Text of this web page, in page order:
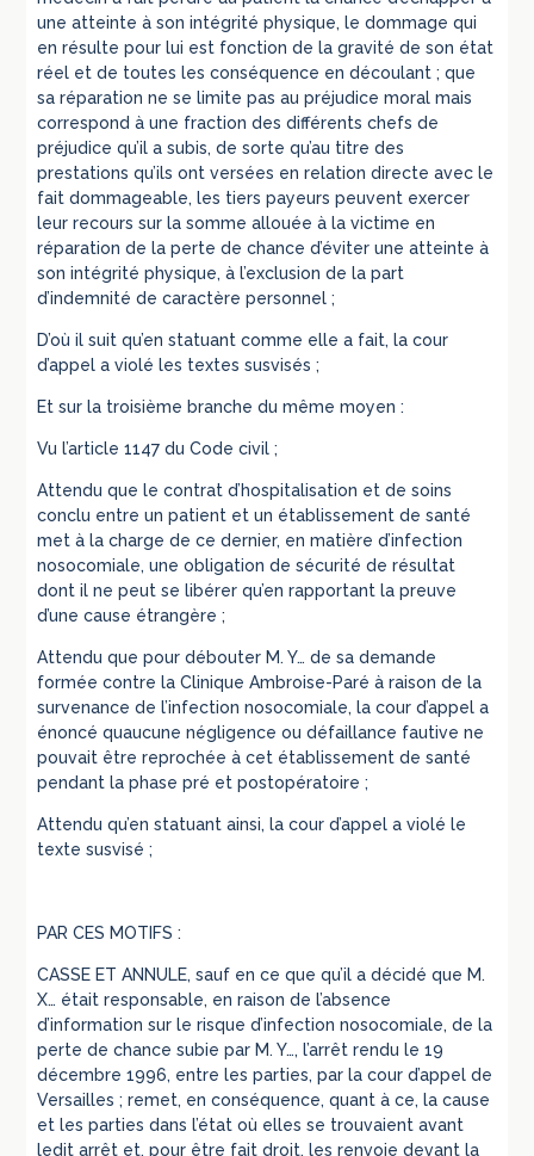
une atteinte à son intégrité physique, le dommage qui
en résulte pour lui est fonction de la gravité de son état
réel et de toutes les conséquence en découlant ; que
sa réparation ne se limite pas au préjudice moral mais
correspond à une fraction des différents chefs de
préjudice qu’il a subis, de sorte qu’au titre des
prestations qu’ils ont versées en relation directe avec le
fait dommageable, les tiers payeurs peuvent exercer
leur recours sur la somme allouée à la victime en
réparation de la perte de chance d’éviter une atteinte à
son intégrité physique, à l’exclusion de la part
d’indemnité de caractère personnel ;
D’où il suit qu’en statuant comme elle a fait, la cour
d’appel a violé les textes susvisés ;
Et sur la troisième branche du même moyen :
Vu l’article 1147 du Code civil ;
Attendu que le contrat d’hospitalisation et de soins
conclu entre un patient et un établissement de santé
met à la charge de ce dernier, en matière d’infection
nosocomiale, une obligation de sécurité de résultat
dont il ne peut se libérer qu’en rapportant la preuve
d’une cause étrangère ;
Attendu que pour débouter M. Y… de sa demande
formée contre la Clinique Ambroise-Paré à raison de la
survenance de l’infection nosocomiale, la cour d’appel a
énoncé quaucune négligence ou défaillance fautive ne
pouvait être reprochée à cet établissement de santé
pendant la phase pré et postopératoire ;
Attendu qu’en statuant ainsi, la cour d’appel a violé le
texte susvisé ;
PAR CES MOTIFS :
CASSE ET ANNULE, sauf en ce que qu’il a décidé que M.
X… était responsable, en raison de l’absence
d’information sur le risque d’infection nosocomiale, de la
perte de chance subie par M. Y…, l’arrêt rendu le 19
décembre 1996, entre les parties, par la cour d’appel de
Versailles ; remet, en conséquence, quant à ce, la cause
et les parties dans l’état où elles se trouvaient avant
ledit arrêt et, pour être fait droit, les renvoie devant la